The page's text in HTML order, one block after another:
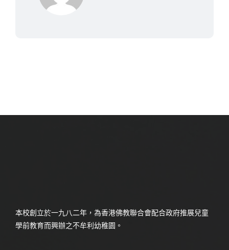
本校創立於一九八二年，為香港佛教聯合會配合政府推展兒童
學前教育而興辦之不牟利幼稚園。